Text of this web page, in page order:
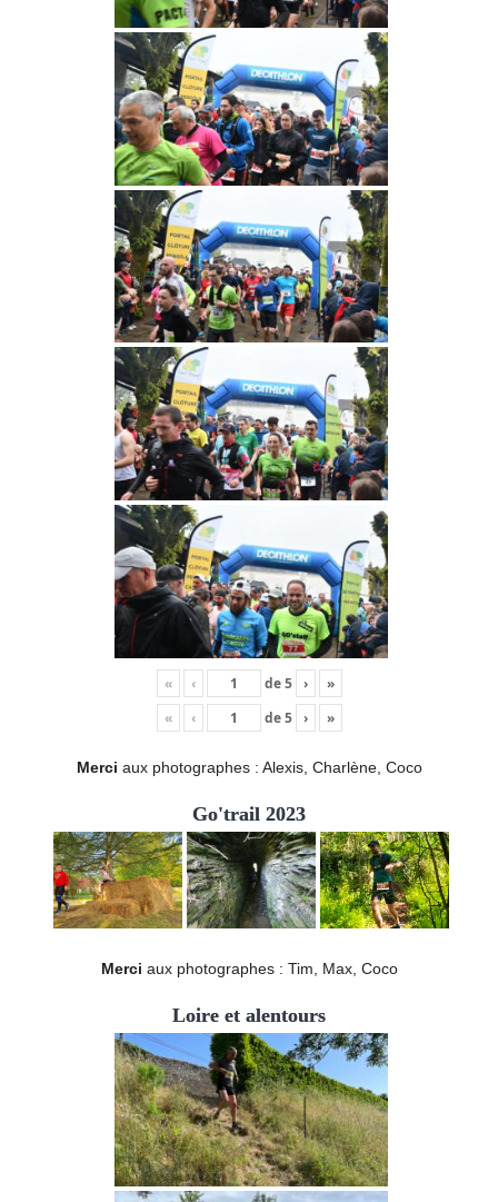
« ‹ de5 ›
»
«
‹ de5 › »
Merci aux photographes : Alexis, Charlène, Coco
Go'trail 2023
Merci aux photographes : Tim, Max, Coco
Loire et alentours